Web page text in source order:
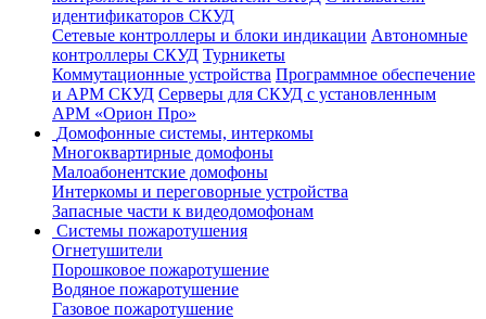
идентификаторов СКУД
Сетевые контроллеры и блоки индикации Автономные
контроллеры СКУД Турникеты
Коммутационные устройства Программное обеспечение
и АРМ СКУД Серверы для СКУД с установленным
АРМ «Орион Про»
Домофонные системы, интеркомы
Многоквартирные домофоны
Малоабонентские домофоны
Интеркомы и переговорные устройства
Запасные части к видеодомофонам
Системы пожаротушения
Огнетушители
Порошковое пожаротушение
Водяное пожаротушение
Газовое пожаротушение